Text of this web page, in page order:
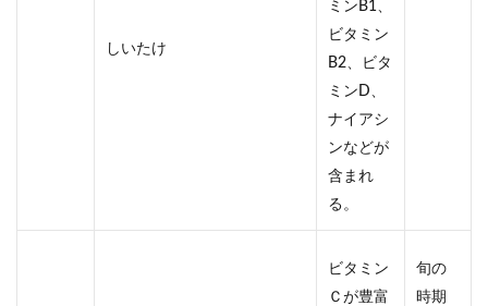
しいたけ
ミンB1、
ビタミン
B2、ビタ
ミンD、
ナイアシ
ンなどが
含まれ
る。
ビタミン
Ｃが豊富
旬の
時期